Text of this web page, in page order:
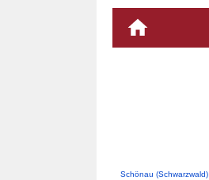
Schönau (Schwarzwald)